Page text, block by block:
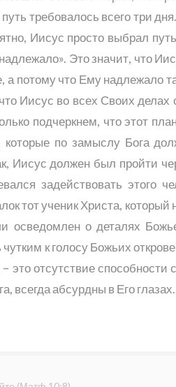
требовалось всего три
Иисус просто выбрал
Это значит, что
а потому что Ему надлежало
Иисус во всех Своих
подчеркнем, что этот
по замыслу Бога
Иисус должен был пройти
задействовать этого
тот ученик Христа, который
осведомлен о деталях
к голосу Божьих
это отсутствие способности
абсурдны в Его глазах.